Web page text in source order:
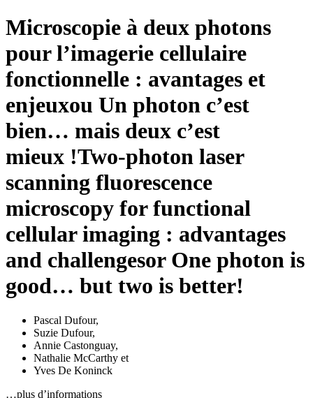
Microscopie à deux photons
pour l’imagerie cellulaire
fonctionnelle : avantages et
enjeuxou Un photon c’est
bien… mais deux c’est
mieux !Two-photon laser
scanning fluorescence
microscopy for functional
cellular imaging : advantages
and challengesor One photon is
good… but two is better!
Pascal Dufour,
Suzie Dufour,
Annie Castonguay,
Nathalie McCarthy et
Yves De Koninck
…plus d’informations